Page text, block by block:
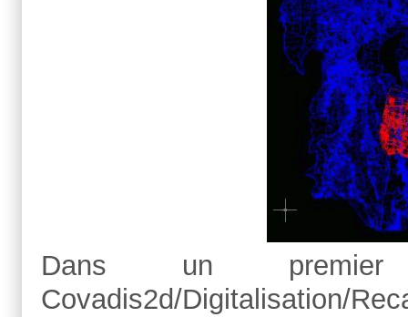
Dans un
Covadis2d/Digitalisation/